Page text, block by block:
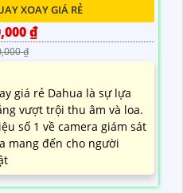
XOAY GIÁ RẺ
₫
₫
giá rẻ Dahua là sự lựa
vượt trội thu âm và loa.
số 1 về camera giám sát
mang đến cho người